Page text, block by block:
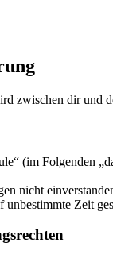
zwischen dir und
(im Folgenden
nicht
Zeit